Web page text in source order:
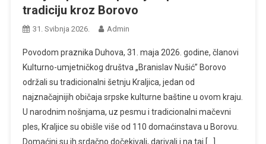
tradiciju kroz Borovo
31. Svibnja 2026. Admin
Povodom praznika Duhova, 31. maja 2026. godine, članovi
Kulturno-umjetničkog društva „Branislav Nušić” Borovo
održali su tradicionalni šetnju Kraljica, jedan od
najznačajnijih običaja srpske kulturne baštine u ovom kraju.
U narodnim nošnjama, uz pesmu i tradicionalni mačevni
ples, Kraljice su obišle više od 110 domaćinstava u Borovu.
Domaćini su ih srdačno dočekivali, darivali i na taj […]